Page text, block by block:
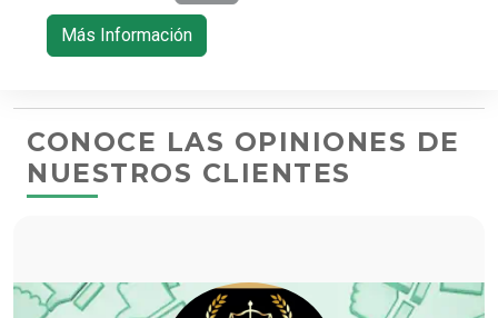
6495 CEL:
33 3959 3
Más Información
CONOCE LAS OPINIONES DE
NUESTROS CLIENTES